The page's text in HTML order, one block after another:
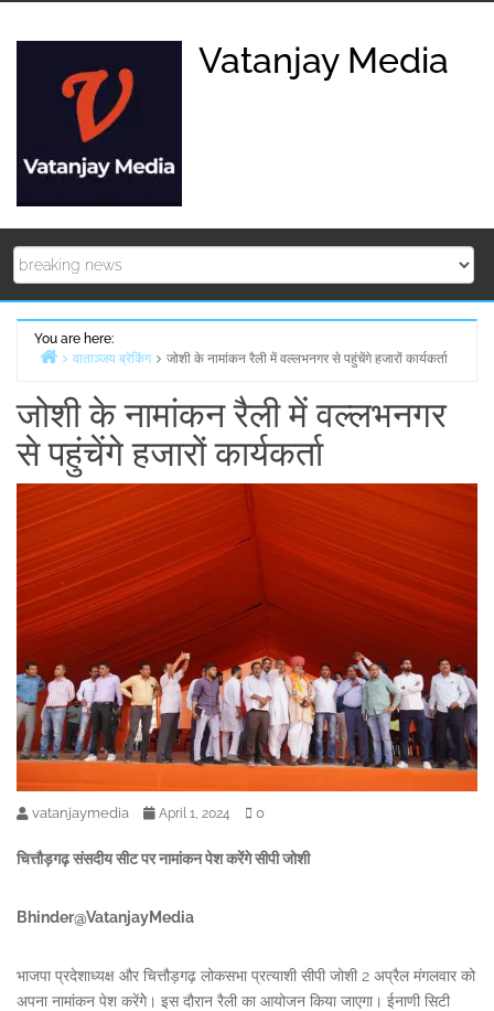
Vatanjay Media
You are here:
वाताञ्जय ब्रेकिंग जोशी के नामांकन रैली में वल्लभनगर से पहुंचेंगे हजारों कार्यकर्ता
जोशी के नामांकन रैली में वल्लभनगर
से पहुंचेंगे हजारों कार्यकर्ता
vatanjaymedia April 1, 2024 0
चित्तौड़गढ़ संसदीय सीट पर नामांकन पेश करेंगे सीपी जोशी
Bhinder@VatanjayMedia
भाजपा प्रदेशाध्यक्ष और चित्तौड़गढ़ लोकसभा प्रत्याशी सीपी जोशी 2 अप्रैल मंगलवार को
अपना नामांकन पेश करेंगेे। इस दौरान रैली का आयोजन किया जाएगा। ईनाणी सिटी